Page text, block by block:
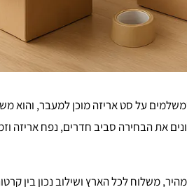
על סט אריזה מוכן למעבר, והוא
את הבחירה סביב חדרים, נפח אריזה
משלוח לכל הארץ ושילוב נכון בין